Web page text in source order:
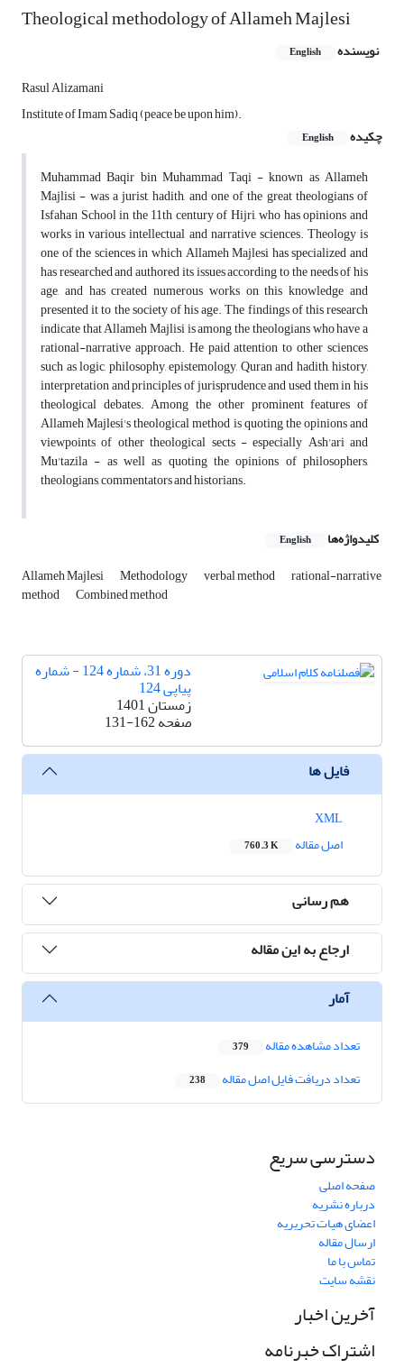
Theological methodology of Allameh Majlesi
نویسنده English
Rasul Alizamani
Institute of Imam Sadiq (peace be upon him).
چکیده
English
Muhammad Baqir bin Muhammad Taqi - known as Allameh
Majlisi - was a jurist, hadith, and one of the great theologians of
Isfahan School in the 11th century of Hijri, who has opinions and
works in various intellectual and narrative sciences. Theology is
one of the sciences in which Allameh Majlesi has specialized and
has researched and authored its issues according to the needs of his
age, and has created numerous works on this knowledge and
presented it to the society of his age. The findings of this research
indicate that Allameh Majlisi is among the theologians who have a
rational-narrative approach. He paid attention to other sciences
such as logic, philosophy, epistemology, Quran and hadith, history,
interpretation and principles of jurisprudence and used them in his
theological debates. Among the other prominent features of
Allameh Majlesi's theological method is quoting the opinions and
viewpoints of other theological sects - especially Ash'ari and
Mu'tazila - as well as quoting the opinions of philosophers,
theologians, commentators and historians.
کلیدواژه‌ها English
Allameh Majlesi Methodology verbal method rational-narrative
method Combined method
دوره 31، شماره 124 - شماره
پیاپی 124
زمستان 1401
صفحه131-162
فایل ها
اصل مقاله
760.3 K
هم رسانی
ارجاع به این مقاله
آمار
تعداد مشاهده مقاله 379
تعداد دریافت فایل اصل مقاله 238
دسترسی سریع
صفحه اصلی
درباره نشریه
اعضای هیات تحریریه
ارسال مقاله
تماس با ما
نقشه سایت
آخرین اخبار
اشتراک خبرنامه